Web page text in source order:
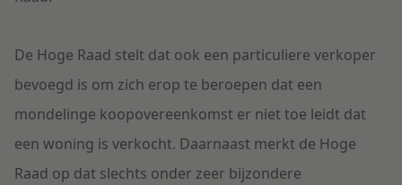
De Hoge Raad stelt dat ook een particuliere verkoper
bevoegd is om zich erop te beroepen dat een
mondelinge koopovereenkomst er niet toe leidt dat
een woning is verkocht. Daarnaast merkt de Hoge
Raad op dat slechts onder zeer bijzondere